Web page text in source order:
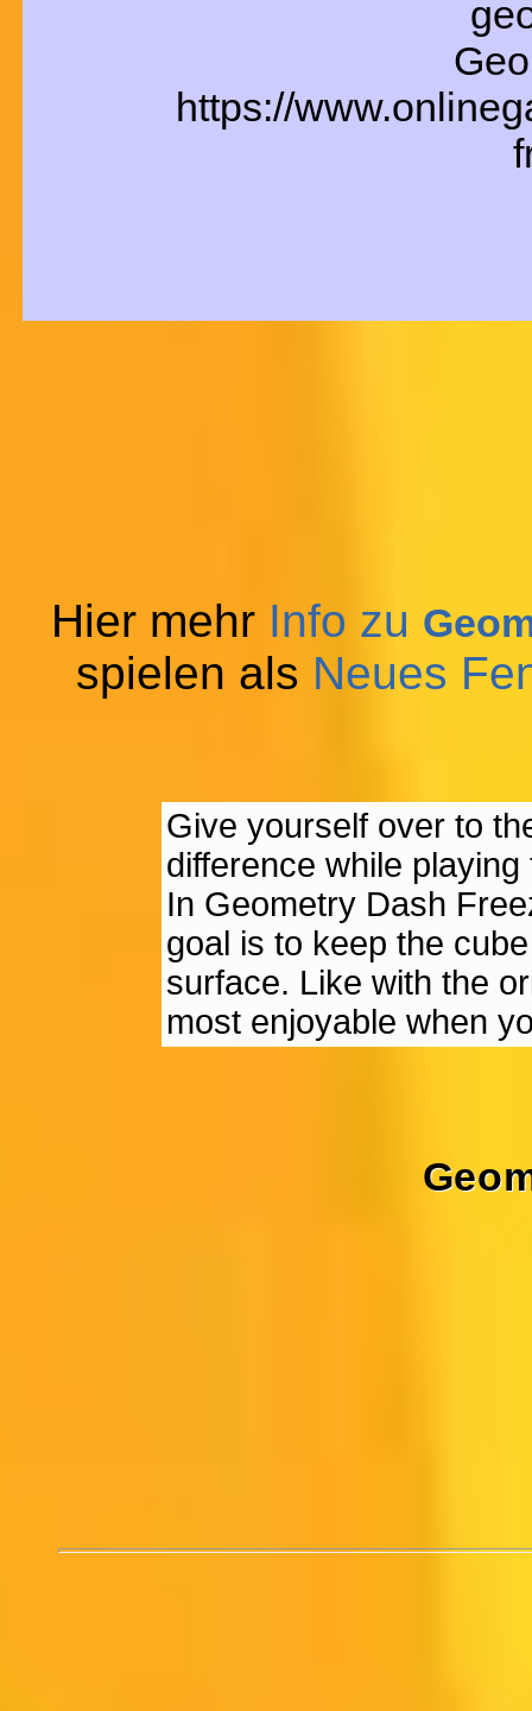
https://
Hier mehr Info zu
spielen als Neues
Give yourself over to
difference while
In Geometry Dash
goal is to keep the
surface. Like with the
most enjoyable when